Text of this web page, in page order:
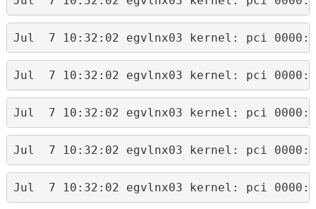
Jul  7 10:32:02 egvlnx03 kernel: pci
Jul  7 10:32:02 egvlnx03 kernel: pci
Jul  7 10:32:02 egvlnx03 kernel: pci
Jul  7 10:32:02 egvlnx03 kernel: pci
Jul  7 10:32:02 egvlnx03 kernel: pci